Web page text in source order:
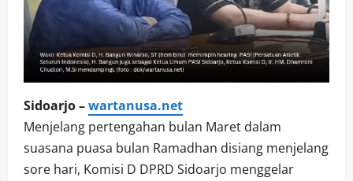
Sidoarjo –wartanusa.net
Menjelang pertengahan bulan Maret dalam
suasana puasa bulan Ramadhan disiang menjelang
sore hari, Komisi D DPRD Sidoarjo menggelar